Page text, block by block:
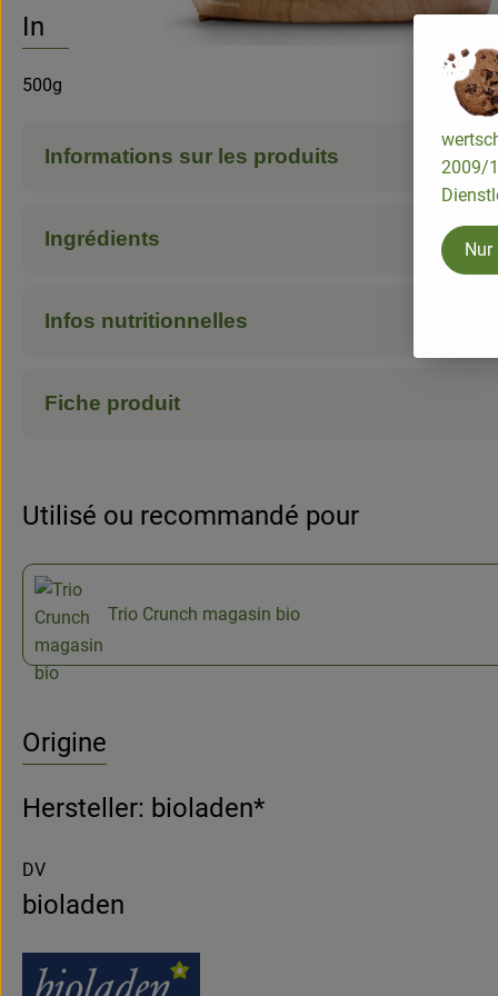
Info
500g
Informations sur les produits
Ingrédients
Infos nutritionnelles
Fiche produit
Utilisé ou recommandé pour
Trio Crunch magasin bio
Origine
Hersteller: bioladen*
DV
bioladen
2009/
Nur